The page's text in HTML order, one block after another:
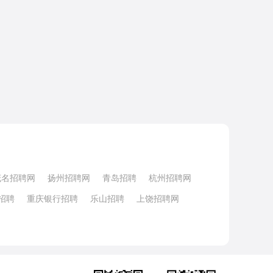
招聘网 扬州招聘网 青岛招聘
杭州招聘网
聘
重庆银行招聘 乐山招聘 上饶招聘网